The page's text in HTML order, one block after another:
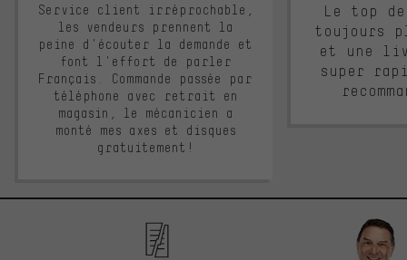
Service client irréprochable,
les vendeurs prennent la
peine d'écouter la demande et
font l'effort de parler
Français. Commande passée par
téléphone avec retrait en
magasin, le mécanicien a
monté mes axes et disques
gratuitement!
Le top
toujours
et une
super